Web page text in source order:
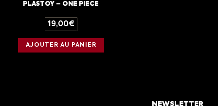
PLASTOY – ONE PIECE
19,00€
AJOUTER AU PANIER
NEWSLETTER